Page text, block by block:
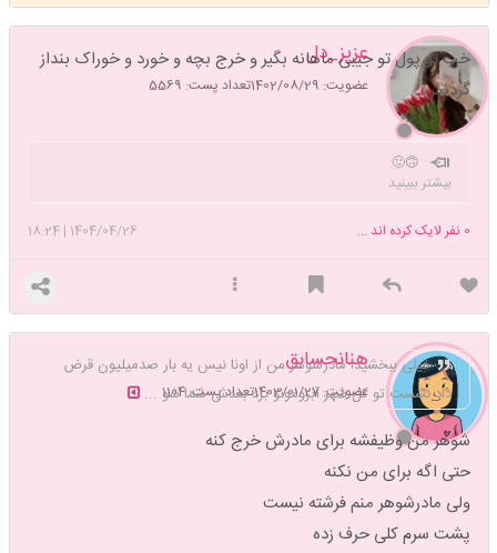
عزیز_دل
عضویت: 1402/08/29 تعداد پست: 5569
خب تو پول تو جیبی ماهانه بگیر و خرج بچه و خورد و خوراک بنداز
گردنش .
🙃🙂
بیشتر ببینید
1404/04/26
|
18:24 0 نفر لایک کرده اند ...
هنانحسابق
عضویت: 1403/01/27 تعداد پست: 1104
خیلی ببخشیدا مادرشوهر من از اونا نیس یه بار صدمیلیون قرض
داد نشست تو کل شهر آبرومونو برد بعدش شما شو ...
شوهر من وظیفشه برای مادرش خرج کنه
حتی اگه برای من نکنه
ولی مادرشوهر منم فرشته نیست
پشت سرم کلی حرف زده